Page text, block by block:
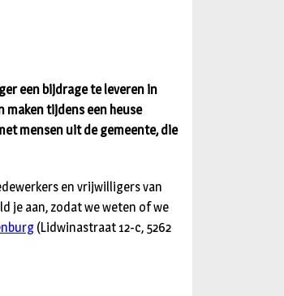
een bijdrage te leveren in
maken tijdens een heuse
mensen uit de gemeente, die
en vrijwilligers van
je aan, zodat we weten of we
(Lidwinastraat 12-c, 5262